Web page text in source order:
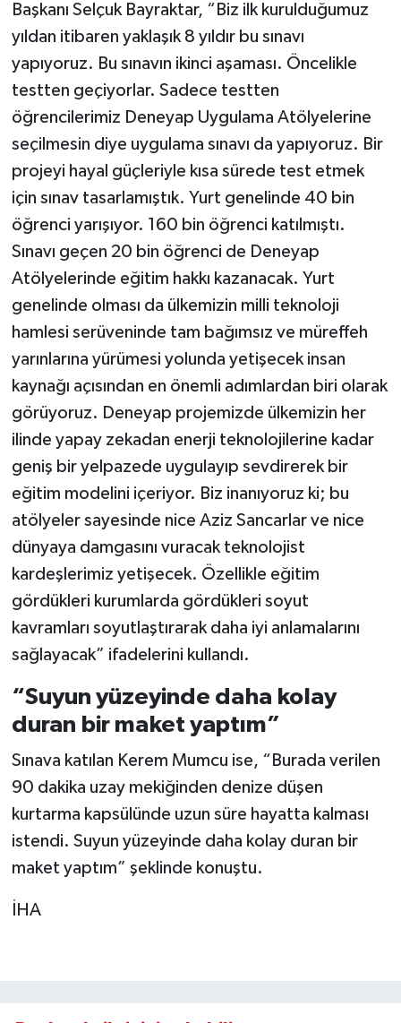
Başkanı Selçuk Bayraktar, “Biz ilk kurulduğumuz
yıldan itibaren yaklaşık 8 yıldır bu sınavı
yapıyoruz. Bu sınavın ikinci aşaması. Öncelikle
testten geçiyorlar. Sadece testten
öğrencilerimiz Deneyap Uygulama Atölyelerine
seçilmesin diye uygulama sınavı da yapıyoruz. Bir
projeyi hayal güçleriyle kısa sürede test etmek
için sınav tasarlamıştık. Yurt genelinde 40 bin
öğrenci yarışıyor. 160 bin öğrenci katılmıştı.
Sınavı geçen 20 bin öğrenci de Deneyap
Atölyelerinde eğitim hakkı kazanacak. Yurt
genelinde olması da ülkemizin milli teknoloji
hamlesi serüveninde tam bağımsız ve müreffeh
yarınlarına yürümesi yolunda yetişecek insan
kaynağı açısından en önemli adımlardan biri olarak
görüyoruz. Deneyap projemizde ülkemizin her
ilinde yapay zekadan enerji teknolojilerine kadar
geniş bir yelpazede uygulayıp sevdirerek bir
eğitim modelini içeriyor. Biz inanıyoruz ki; bu
atölyeler sayesinde nice Aziz Sancarlar ve nice
dünyaya damgasını vuracak teknolojist
kardeşlerimiz yetişecek. Özellikle eğitim
gördükleri kurumlarda gördükleri soyut
kavramları soyutlaştırarak daha iyi anlamalarını
sağlayacak” ifadelerini kullandı.
“Suyun yüzeyinde daha kolay
duran bir maket yaptım”
Sınava katılan Kerem Mumcu ise, “Burada verilen
90 dakika uzay mekiğinden denize düşen
kurtarma kapsülünde uzun süre hayatta kalması
istendi. Suyun yüzeyinde daha kolay duran bir
maket yaptım” şeklinde konuştu.
İHA